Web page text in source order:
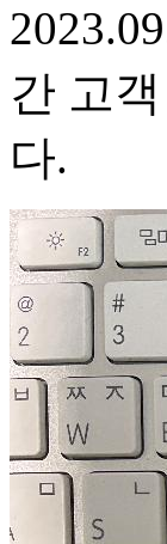
간 고
다.